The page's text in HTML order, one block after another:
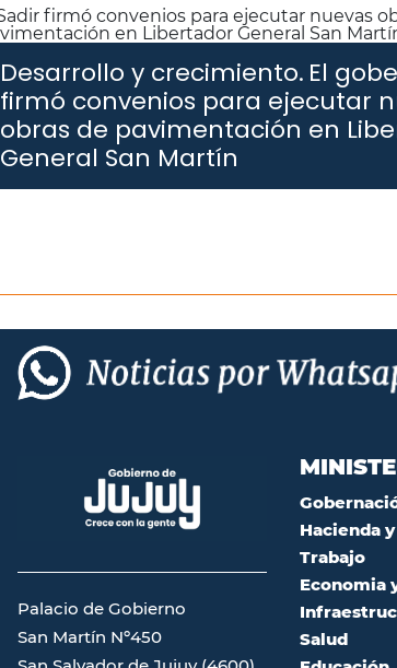
Desarrollo y crecimiento. El
firmó convenios para ejecutar
obras de pavimentación en
General San Martín
Palacio de Gobierno
San Martín Nº450
Hacienda
Trabajo
Economia
Salud